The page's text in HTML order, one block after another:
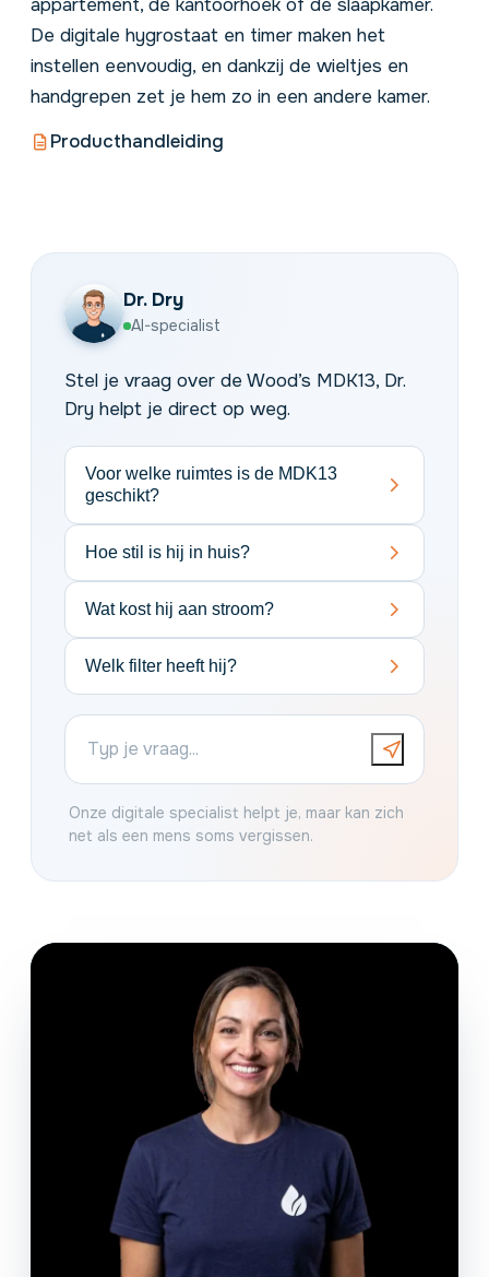
De digitale hygrostaat en timer maken het
instellen eenvoudig, en dankzij de wieltjes en
handgrepen zet je hem zo in een andere kamer.
Producthandleiding
Dr. Dry
AI-specialist
Stel je vraag over de Wood’s MDK13, Dr.
Dry helpt je direct op weg.
Voor welke ruimtes is de MDK13
geschikt?
Hoe stil is hij in huis?
Wat kost hij aan stroom?
Welk filter heeft hij?
Onze digitale specialist helpt je, maar kan zich
net als een mens soms vergissen.